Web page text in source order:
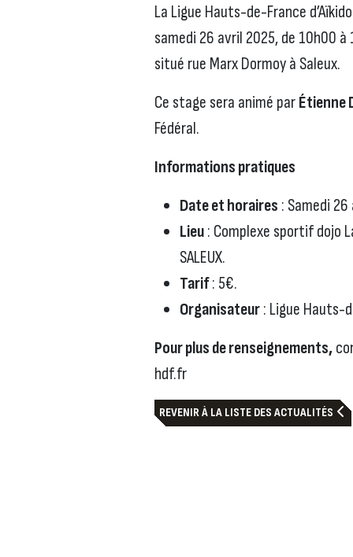
La Ligue Hauts-de-France
samedi 26 avril 2025, de 10h00
situé rue Marx Dormoy à Saleux.
Ce stage sera animé parÉtienne
Fédéral.
Informations pratiques
Date et horaires : Samedi
Lieu: Complexe sportif dojo
SALEUX.
Tarif: 5€.
Organisateur: Ligue Hauts-
Pour plus de renseignements,
hdf.fr
REVENIR À LA LISTE DES ACTUALITÉS